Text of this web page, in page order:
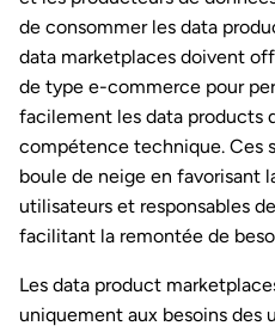
de consommer les data
data marketplaces doivent
de type e-commerce pour
facilement les data products
compétence technique. Ces
boule de neige en favorisant
utilisateurs et responsables
facilitant la remontée de
Les data product
uniquement aux besoins des